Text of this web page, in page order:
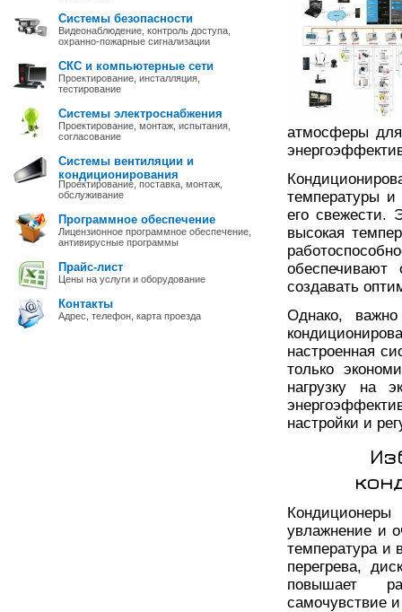
Системы безопасности
Видеонаблюдение, контроль доступа,
охранно-пожарные сигнализации
СКС и компьютерные сети
Проектирование, инсталляция,
тестирование
Системы электроснабжения
Проектирование, монтаж, испытания,
согласование
Системы вентиляции и
кондиционирования
Проектирование, поставка, монтаж,
обслуживание
Программное обеспечение
Лицензионное программное обеспечение,
антивирусные программы
Прайс-лист
Цены на услуги и оборудование
Контакты
Адрес, телефон, карта проезда
атмосферы
температуры и
его свежести.
высокая
создавать
Однако,
настроенная
только
нагрузку на
настройки и
увлажнение и
температура и
перегрева,
повышает
самочувствие